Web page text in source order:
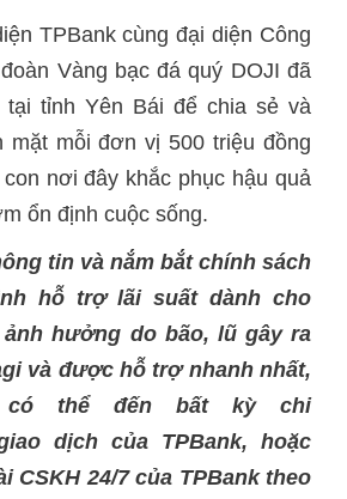
TPBank cùng đại diện Công
Vàng bạc đá quý DOJI đã
tỉnh Yên Bái để chia sẻ và
mặt mỗi đơn vị 500 triệu đồng
nơi đây khắc phục hậu quả
ổn định cuộc sống.
tin và nắm bắt chính sách
hỗ trợ lãi suất dành cho
hưởng do bão, lũ gây ra
và được hỗ trợ nhanh nhất,
có thể đến bất kỳ chi
dịch của TPBank, hoặc
CSKH 24/7 của TPBank theo